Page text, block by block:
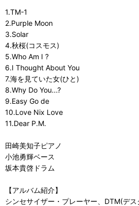
1.TM-1
2.Purple Moon
3.Solar
4.秋桜(コスモス)
5.Who Am I ?
6.I Thought About You
7.海を見ていた女(ひと)
8.Why Do You...?
9.Easy Go de
10.Love Nix Love
11.Dear P.M.
田崎美知子ピアノ
小池勇輝ベース
坂本貴啓ドラム
【アルバム紹介】
シンセサイザー・プレーヤー、DTM(デ